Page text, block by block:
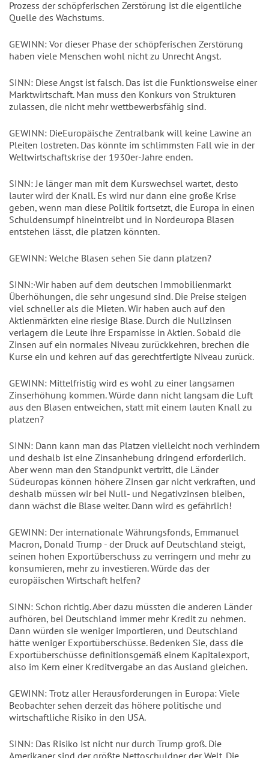
Prozess der schöpferischen Zerstörung ist die eigentliche
Quelle des Wachstums.
GEWINN: Vor dieser Phase der schöpferischen Zerstörung
haben viele Menschen wohl nicht zu Unrecht Angst.
SINN: Diese Angst ist falsch. Das ist die Funktionsweise einer
Marktwirtschaft. Man muss den Konkurs von Strukturen
zulassen, die nicht mehr wettbewerbsfähig sind.
GEWINN: DieEuropäische Zentralbank will keine Lawine an
Pleiten lostreten. Das könnte im schlimmsten Fall wie in der
Weltwirtschaftskrise der 1930er-Jahre enden.
SINN: Je länger man mit dem Kurswechsel wartet, desto
lauter wird der Knall. Es wird nur dann eine große Krise
geben, wenn man diese Politik fortsetzt, die Europa in einen
Schuldensumpf hineintreibt und in Nordeuropa Blasen
entstehen lässt, die platzen könnten.
GEWINN: Welche Blasen sehen Sie dann platzen?
SINN:·Wir haben auf dem deutschen Immobilienmarkt
Überhöhungen, die sehr ungesund sind. Die Preise steigen
viel schneller als die Mieten. Wir haben auch auf den
Aktienmärkten eine riesige Blase. Durch die Nullzinsen
verlagern die Leute ihre Ersparnisse in Aktien. Sobald die
Zinsen auf ein normales Niveau zurückkehren, brechen die
Kurse ein und kehren auf das gerechtfertigte Niveau zurück.
GEWINN: Mittelfristig wird es wohl zu einer langsamen
Zinserhöhung kommen. Würde dann nicht langsam die Luft
aus den Blasen entweichen, statt mit einem lauten Knall zu
platzen?
SINN: Dann kann man das Platzen vielleicht noch verhindern
und deshalb ist eine Zinsanhebung dringend erforderlich.
Aber wenn man den Standpunkt vertritt, die Länder
Südeuropas können höhere Zinsen gar nicht verkraften, und
deshalb müssen wir bei Null- und Negativzinsen bleiben,
dann wächst die Blase weiter. Dann wird es gefährlich!
GEWINN: Der internationale Währungsfonds, Emmanuel
Macron, Donald Trump - der Druck auf Deutschland steigt,
seinen hohen Exportüberschuss zu verringern und mehr zu
konsumieren, mehr zu investieren. Würde das der
europäischen Wirtschaft helfen?
SINN: Schon richtig. Aber dazu müssten die anderen Länder
aufhören, bei Deutschland immer mehr Kredit zu nehmen.
Dann würden sie weniger importieren, und Deutschland
hätte weniger Exportüberschüsse. Bedenken Sie, dass die
Exportüberschüsse definitionsgemäß einem Kapitalexport,
also im Kern einer Kreditvergabe an das Ausland gleichen.
GEWINN: Trotz aller Herausforderungen in Europa: Viele
Beobachter sehen derzeit das höhere politische und
wirtschaftliche Risiko in den USA.
SINN: Das Risiko ist nicht nur durch Trump groß. Die
Amerikaner sind der größte Nettoschuldner der Welt. Die